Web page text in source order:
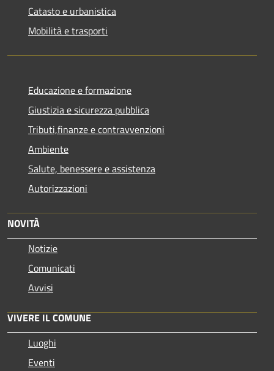
Catasto e urbanistica
Mobilità e trasporti
Educazione e formazione
Giustizia e sicurezza pubblica
Tributi,finanze e contravvenzioni
Ambiente
Salute, benessere e assistenza
Autorizzazioni
NOVITÀ
Notizie
Comunicati
Avvisi
VIVERE IL COMUNE
Luoghi
Eventi